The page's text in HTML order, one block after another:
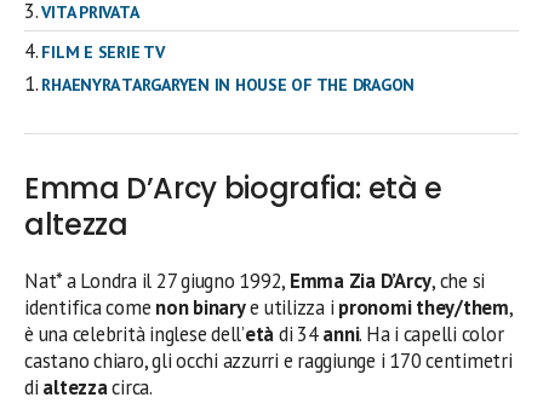
VITA PRIVATA
FILM E SERIE TV
RHAENYRA TARGARYEN IN HOUSE OF THE DRAGON
Emma D’Arcy biografia: età e
altezza
Nat* a Londra il 27 giugno 1992, Emma Zia D’Arcy, che si
identifica come non binarye utilizza i pronomi they/them,
è una celebrità inglese dell’etàdi 34anni. Ha i capelli color
castano chiaro, gli occhi azzurri e raggiunge i 170 centimetri
di altezzacirca.